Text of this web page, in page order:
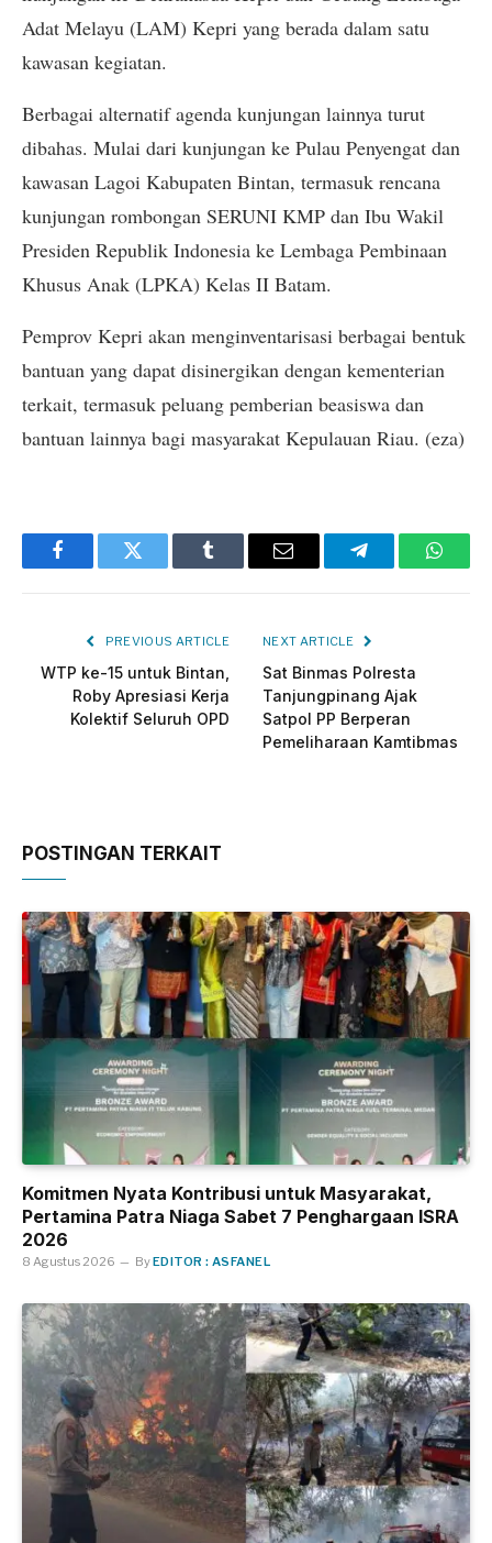
Adat Melayu (LAM) Kepri yang berada dalam satu
kawasan kegiatan.
Berbagai alternatif agenda kunjungan lainnya turut
dibahas. Mulai dari kunjungan ke Pulau Penyengat dan
kawasan Lagoi Kabupaten Bintan, termasuk rencana
kunjungan rombongan SERUNI KMP dan Ibu Wakil
Presiden Republik Indonesia ke Lembaga Pembinaan
Khusus Anak (LPKA) Kelas II Batam.
Pemprov Kepri akan menginventarisasi berbagai bentuk
bantuan yang dapat disinergikan dengan kementerian
terkait, termasuk peluang pemberian beasiswa dan
bantuan lainnya bagi masyarakat Kepulauan Riau. (eza)
FacebookTwitter Tumblr Email Telegram
PREVIOUS ARTICLE
WTP ke-15 untuk Bintan,
Roby Apresiasi Kerja
Kolektif Seluruh OPD
NEXT ARTICLE
Sat Binmas Polresta
Tanjungpinang Ajak
Satpol PP Berperan
Pemeliharaan Kamtibmas
POSTINGAN TERKAIT
Komitmen Nyata Kontribusi untuk Masyarakat,
Pertamina Patra Niaga Sabet 7 Penghargaan ISRA
2026
8 Agustus 2026 ByEDITOR : ASFANEL